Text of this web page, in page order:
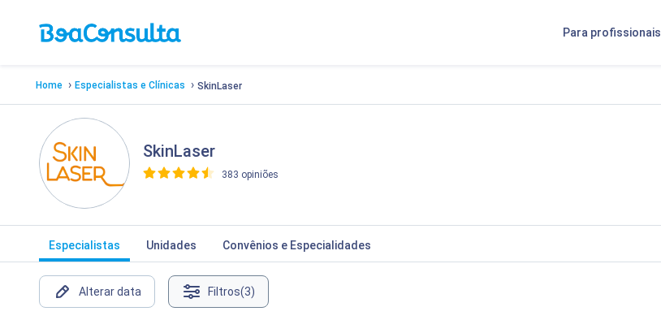
Para profissionais
Home › Especialistas e Clínicas › SkinLaser
SkinLaser
383 opiniões
Especialistas Unidades Convênios e Especialidades
Alterar data Filtros(3)